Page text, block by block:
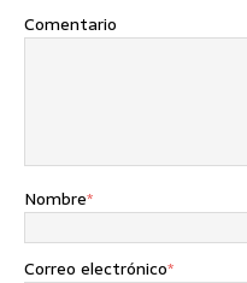
Comentario
Nombre*
Correo electrónico*